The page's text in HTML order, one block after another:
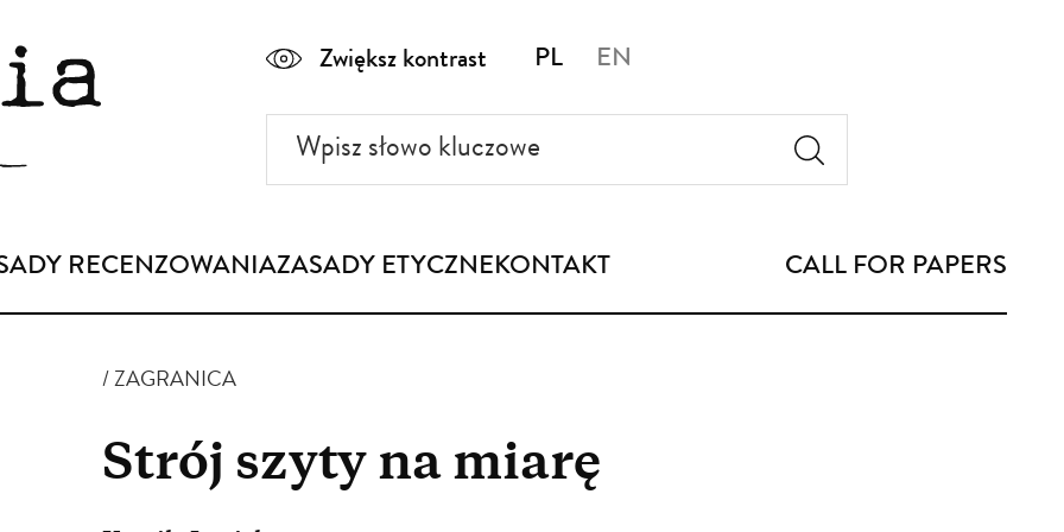
Zwiększ kontrast PL EN
słowo
kluczowe
RECENZOWANIAZASADY ETYCZNEKONTAKT CALL FOR PAPERS
ZAGRANICA
Strój szyty na miarę